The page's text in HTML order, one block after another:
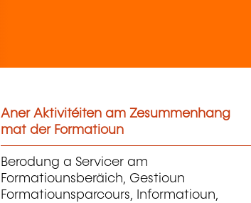
Aner Aktivitéiten am Zesummenhang
mat der Formatioun
Berodung a Servicer am
Formatiounsberäich, Gestioun
Formatiounsparcours, Informatioun,